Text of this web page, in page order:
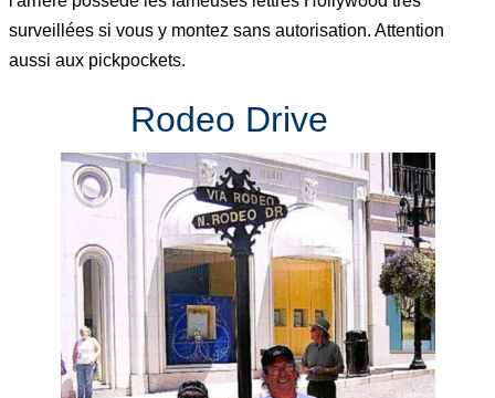
surveillées si vous y montez sans autorisation. Attention
aussi aux pickpockets.
Rodeo Drive